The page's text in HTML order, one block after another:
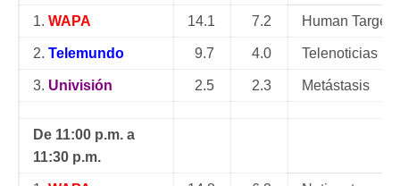
1. WAPA 14.1 7.2 Human Target
2. Telemundo 9.7 4.0 Telenoticias
3. Univisión 2.5 2.3 Metástasis
De 11:00 p.m. a
11:30 p.m.